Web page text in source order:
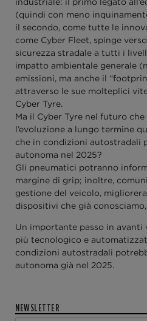
industriale: il primo legato
(quindi con meno
il secondo, come tutte le
come Cyber Fleet, spinge
sicurezza stradale a tutti i
impatto ambientale generale
emissioni, ma anche il
attraverso le sue molteplici
Cyber Tyre.
Ma il Cyber Tyre nel futuro
l’evoluzione a lungo termine
che in condizioni autostradali
autonoma nel 2025?
Gli pneumatici potranno
margine di grip; inoltre,
gestione del veicolo,
dispositivi che già conosciamo,
Un importante passo in avanti verso un futuro sempre
più tecnologico e
condizioni autostradali
autonoma già nel 2025.
NEWSLETTER